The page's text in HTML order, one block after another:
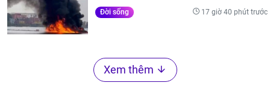
Đời sống 17 giờ 40 phút trước
Xem thêm